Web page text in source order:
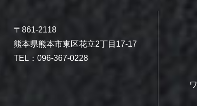
〒861-2118
熊本県熊本市東区花立2丁目17-17
TEL：096-367-0228